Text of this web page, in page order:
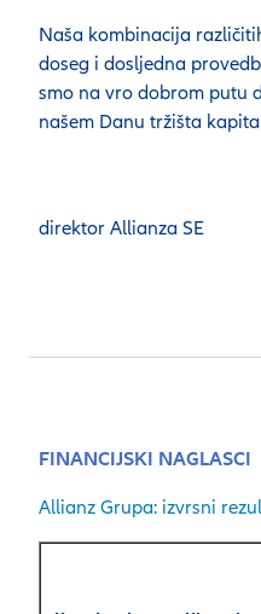
Naša kombinacija
doseg i dosljedna
smo na vro dobrom putu
našem Danu
- Oliver
direktor Allianza SE
FINANCIJSKI NAGLASCI
Allianz Grupa: izvrsni